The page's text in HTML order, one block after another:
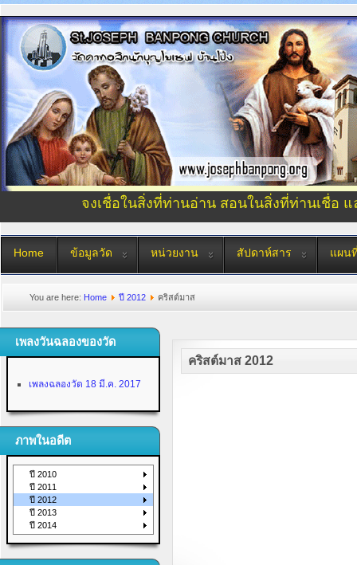
จงเชื่อในสิ่งที่ท่านอ่าน สอนในสิ่งที่ท่านเชื่อ
Home ข้อมูลวัด หน่วยงาน สัปดาห์สาร แผน
You are here: Home ปี 2012 คริสต์มาส
เพลงวันฉลองของวัด
เพลงฉลองวัด 18 มี.ค. 2017
ภาพในอดีต
ปี 2010
ปี 2011
ปี 2012
ปี 2013
ปี 2014
คริสต์มาส 2012